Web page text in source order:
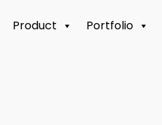
Product Portfolio